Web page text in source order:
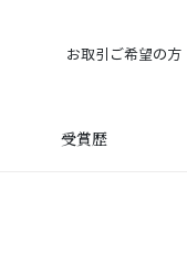
お取引ご希望の方
受賞歴